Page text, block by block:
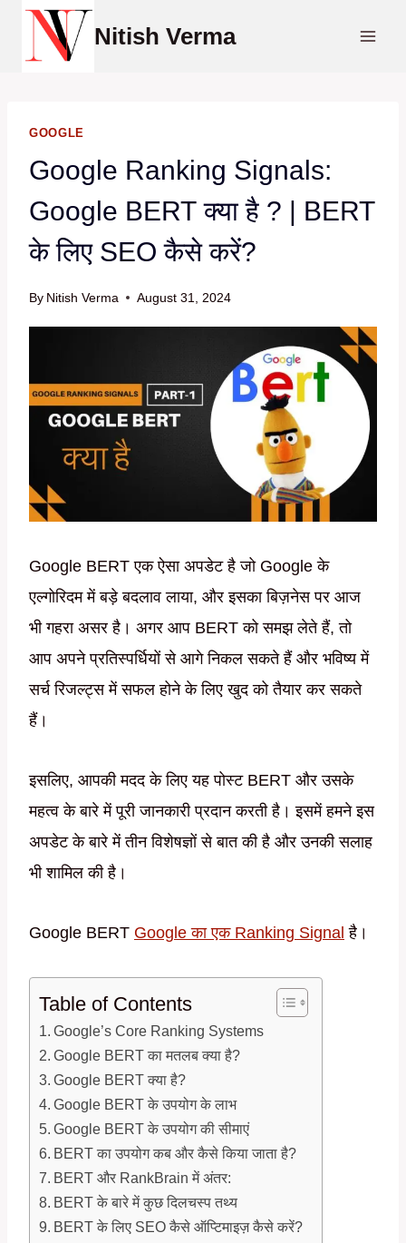
Skip
Nitish Verma
GOOGLE
Google Ranking Signals:
Google BERT क्या है ? | BERT
के लिए SEO कैसे करें?
By Nitish Verma August 31, 2024
Google BERT एक ऐसा अपडेट है जो Google के
एल्गोरिदम में बड़े बदलाव लाया, और इसका बिज़नेस पर आज
भी गहरा असर है। अगर आप BERT को समझ लेते हैं, तो
आप अपने प्रतिस्पर्धियों से आगे निकल सकते हैं और भविष्य में
सर्च रिजल्ट्स में सफल होने के लिए खुद को तैयार कर सकते
हैं।
इसलिए, आपकी मदद के लिए यह पोस्ट BERT और उसके
महत्व के बारे में पूरी जानकारी प्रदान करती है। इसमें हमने इस
अपडेट के बारे में तीन विशेषज्ञों से बात की है और उनकी सलाह
भी शामिल की है।
Google BERT Google का एक Ranking Signal है।
Table of Contents
Google’s Core Ranking Systems
Google BERT का मतलब क्या है?
Google BERT क्या है?
Google BERT के उपयोग के लाभ
Google BERT के उपयोग की सीमाएं
BERT का उपयोग कब और कैसे किया जाता है?
BERT और RankBrain में अंतर:
BERT के बारे में कुछ दिलचस्प तथ्य
BERT के लिए SEO कैसे ऑप्टिमाइज़ कैसे करें?